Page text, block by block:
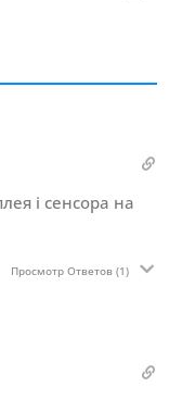
і сенсора на
Просмотр Ответов(1)